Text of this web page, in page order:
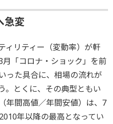
急変
ィリティー（変動率）が軒
「コロナ・ショック」を前
った具合に、相場の流れが
。とくに、その典型ともい
年間高値／年間安値）は、7
年以降の最高となってい